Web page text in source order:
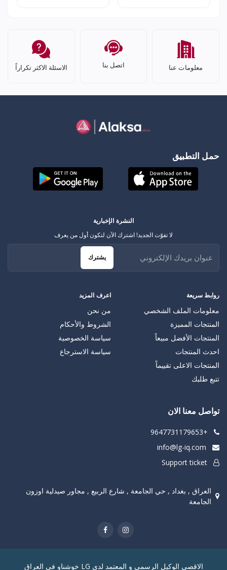
معلومات عنا اتصل بنا الاسئلة الاكثر تكراراً
حمل التطبيق
روابط سريعة
معلومات الملف الشخصي
المنتجات المميزة
المنتجات الأفضل مبيعاً
احدث المنتجات
المنتجات الاعلى تقييماً
تتبع طلبك
اعرف المزيد
من نحن
الشروط والأحكام
سياسة الخصوصية
سياسة الاسترجاع
النشرة الإخبارية
لا تفوّت الجديد! اشترك الآن لتكون أول من يعرف
يشترك
تواصل معنا الان
+9647731179653
العراق , بغداد , حي الجامعة , شارع الربيع , مجاور صيدلية اوزون
الجامعة
الاقصى الوكيل الرسمي و المعتمد لدى LG خوشناو في العراق